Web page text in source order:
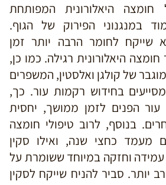
חומצה היאלורונית המפותחת
במנגנוני הפירוק של הגוף.
שייקח לחומר הרבה יותר זמן
היאלורונית רגילה. כמו כן,
של קולגן ואלסטין, המשפרים
בחידוש רקמות עור. כך,
הפנים לזמן ממושך, יחסית
בנוסף, לרוב טיפולי חומצה
מעמד כחצי שנה, ואילו סקין
וחזקה במיוחד ששומרת על
יותר. סביר להניח שייקח לסקין